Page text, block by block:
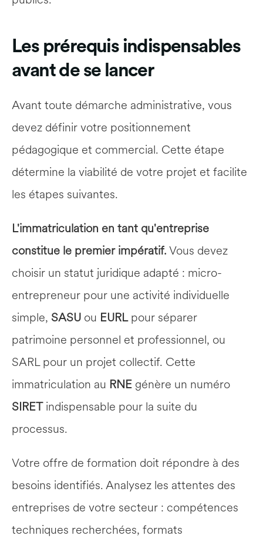
Les prérequis indispensables
avant de se lancer
Avant toute démarche administrative, vous
devez définir votre positionnement
pédagogique et commercial. Cette étape
détermine la viabilité de votre projet et facilite
les étapes suivantes.
L'immatriculation en tant qu'entreprise
constitue le premier impératif. Vous devez
choisir un statut juridique adapté : micro-
entrepreneur pour une activité individuelle
simple, SASU ou EURL pour séparer
patrimoine personnel et professionnel, ou
SARL pour un projet collectif. Cette
immatriculation au RNE
SIRET indispensable pour la suite du
processus.
Votre offre de formation doit répondre à des
besoins identifiés. Analysez les attentes des
entreprises de votre secteur : compétences
techniques recherchées, formats